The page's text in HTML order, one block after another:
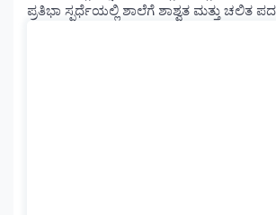
ಪ್ರತಿಭಾ ಸ್ಪರ್ಧೆಯಲ್ಲಿ ಶಾಲೆಗೆ ಶಾಶ್ವತ ಮತ್ತು ಚಲಿತ